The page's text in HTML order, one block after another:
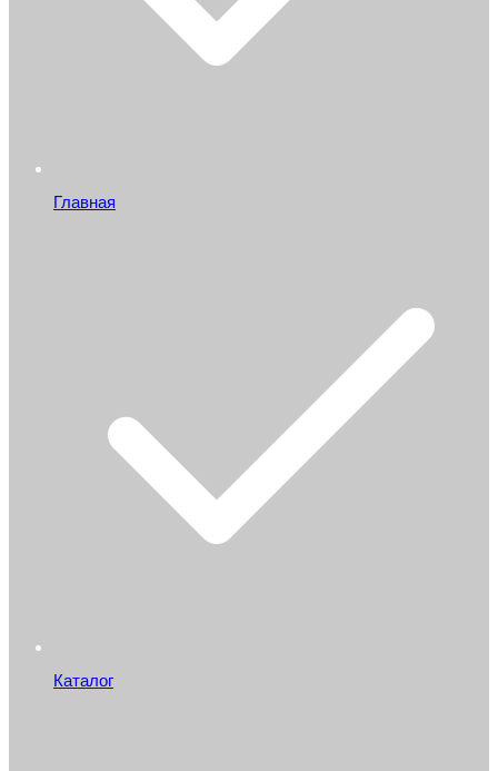
Главная
Каталог